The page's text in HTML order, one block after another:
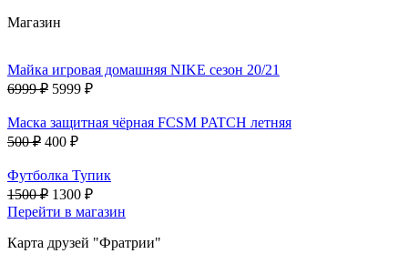
Магазин
Майка игровая домашняя NIKE сезон 20/21
6999 ₽ 5999 ₽
Маска защитная чёрная FCSM PATCH летняя
500 ₽ 400 ₽
Футболка Тупик
1500 ₽ 1300 ₽
Перейти в магазин
Карта друзей "Фратрии"